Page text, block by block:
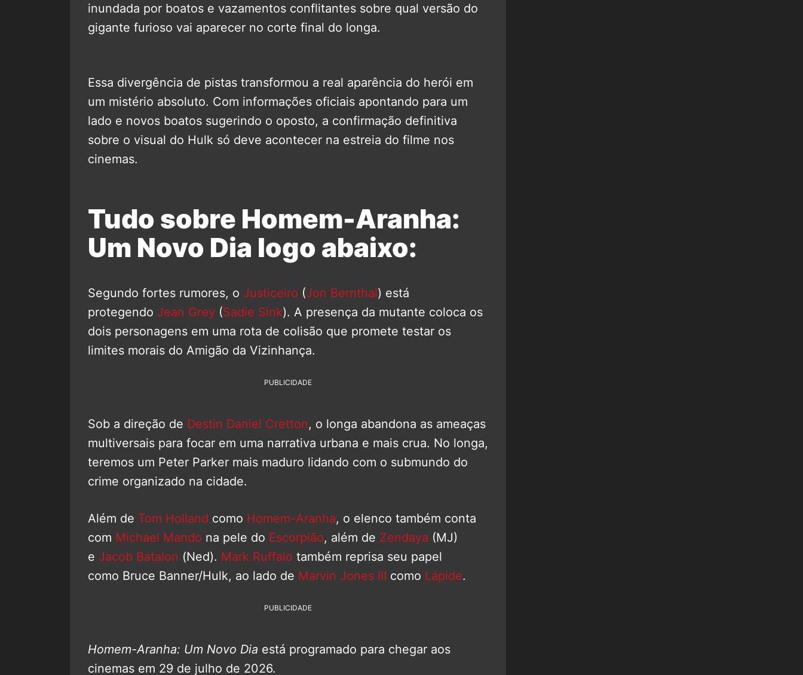
inundada por boatos e vazamentos conflitantes sobre qual versão do
gigante furioso vai aparecer no corte final do longa.
Essa divergência de pistas transformou a real aparência do herói em
um mistério absoluto. Com informações oficiais apontando para um
lado e novos boatos sugerindo o oposto, a confirmação definitiva
sobre o visual do Hulk só deve acontecer na estreia do filme nos
cinemas.
Tudo sobre Homem-Aranha:
Um Novo Dia logo abaixo:
Segundo fortes rumores, o Justiceiro (Jon Bernthal) está
protegendo Jean Grey (Sadie Sink). A presença da mutante coloca os
dois personagens em uma rota de colisão que promete testar os
limites morais do Amigão da Vizinhança.
PUBLICIDADE
Sob a direção de Destin Daniel Cretton, o longa abandona as ameaças
multiversais para focar em uma narrativa urbana e mais crua. No longa,
teremos um Peter Parker mais maduro lidando com o submundo do
crime organizado na cidade.
Além de Tom Holland como Homem-Aranha, o elenco também conta
com Michael Mando na pele do Escorpião, além de Zendaya (MJ)
e Jacob Batalon (Ned). Mark Ruffalo também reprisa seu papel
como Bruce Banner/Hulk, ao lado de Marvin Jones III como Lápide.
PUBLICIDADE
Homem-Aranha: Um Novo Dia está programado para chegar aos
cinemas em 29 de julho de 2026.